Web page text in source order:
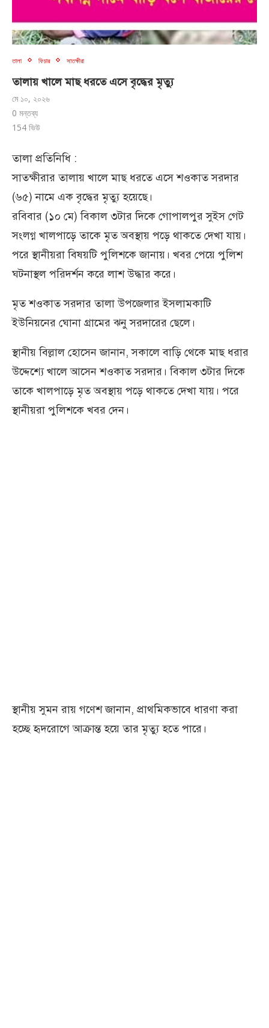
তালা ফিচার সাতক্ষীরা
তালায় খালে মাছ ধরতে এসে বৃদ্ধের মৃত্যু
মে ১০, ২০২৬
0 মন্তব্য
154 ভিউ
‌তালা প্রতিনিধি :
সাতক্ষীরার তালায় খালে মাছ ধরতে এসে শওকাত সরদার
(৬৫) নামে এক বৃদ্ধের মৃত্যু হয়েছে।
রবিবার (১০ মে) বিকাল ৩টার দিকে গোপালপুর সুইস গেট
সংলগ্ন খালপাড়ে তাকে মৃত অবস্থায় পড়ে থাকতে দেখা যায়।
পরে স্থানীয়রা বিষয়টি পুলিশকে জানায়। খবর পেয়ে পুলিশ
ঘটনাস্থল পরিদর্শন করে লাশ উদ্ধার করে।
মৃত শওকাত সরদার তালা উপজেলার ইসলামকাটি
ইউনিয়নের ঘোনা গ্রামের ঝনু সরদারের ছেলে।
স্থানীয় বিল্লাল হোসেন জানান, সকালে বাড়ি থেকে মাছ ধরার
উদ্দেশ্যে খালে আসেন শওকাত সরদার। বিকাল ৩টার দিকে
তাকে খালপাড়ে মৃত অবস্থায় পড়ে থাকতে দেখা যায়। পরে
স্থানীয়রা পুলিশকে খবর দেন।
স্থানীয় সুমন রায় গণেশ জানান, প্রাথমিকভাবে ধারণা করা
হচ্ছে হৃদরোগে আক্রান্ত হয়ে তার মৃত্যু হতে পারে।